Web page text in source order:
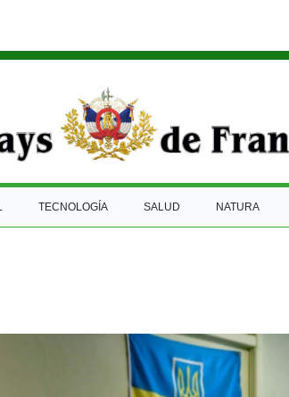
TECNOLOGÍA SALUD NATURA